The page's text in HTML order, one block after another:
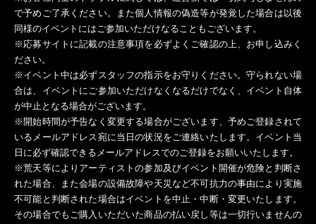
で予めご了承ください。また個人情報の偽造等が発覚した場合は以後
同様のイベントにはご参加いただけなることもございます。
※応募サイトに記載の注意事項を必ずよくご確認の上、お申し込みく
ださい。
※イベント中は必ずスタッフの指示をお守りください。守られない場
合は、イベントにご参加いただけなくなるだけでなく、イベント自体
が中止となる場合がございます。
※開始時間が予告なく変更する場合がございます、予めご登録されて
いるメールアドレス宛に当日の状況をご連絡いたします。イベント当
日に必ず確認できるメールアドレスでのご登録をお願いいたします。
※荒天等によりアーティストの参加及びイベント開催が危険と判断さ
れた場合、また会場の設備故障や天災など不可抗力の事由により実施
不可能と判断された場合はイベントを中止・中断・変更いたします。
その場合でもご購入いただいた商品の払い戻し等は一切行いませんの